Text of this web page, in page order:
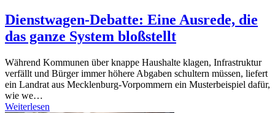
Dienstwagen-Debatte: Eine Ausrede, die
das ganze System bloßstellt
Während Kommunen über knappe Haushalte klagen, Infrastruktur
verfällt und Bürger immer höhere Abgaben schultern müssen, liefert
ein Landrat aus Mecklenburg-Vorpommern ein Musterbeispiel dafür,
wie we…
Weiterlesen